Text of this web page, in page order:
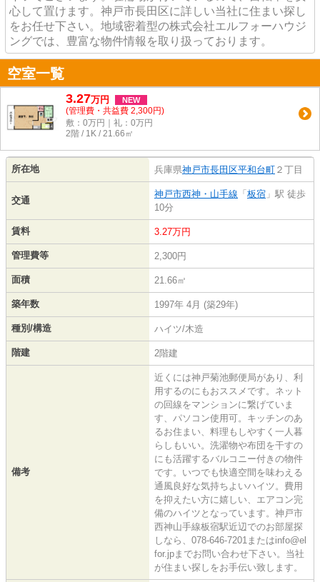
心して置けます。神戸市長田区に詳しい当社に住まい探し
をお任せ下さい。地域密着型の株式会社エルフォーハウジ
ングでは、豊富な物件情報を取り扱っております。
空室一覧
3.27万円 NEW
(管理費・共益費 2,300円)
敷：0万円｜礼：0万円
2階 / 1K / 21.66㎡
所在地 兵庫県神戸市長田区平和台町 ２丁目
交通
神戸市西神・山手線 「板宿 」駅 徒歩
10分
賃料 3.27万円
管理費等 2,300円
面積 21.66㎡
築年数 1997年 4月 (築29年)
種別/構造 ハイツ/木造
階建 2階建
備考
近くには神戸菊池郵便局があり、利
用するのにもおススメです。ネット
の回線をマンションに繋げていま
す、パソコン使用可。キッチンのあ
るお住まい、料理もしやすく一人暮
らしもいい。洗濯物や布団を干すの
にも活躍するバルコニー付きの物件
です。いつでも快適空間を味わえる
通風良好な気持ちよいハイツ。費用
を抑えたい方に嬉しい、エアコン完
備のハイツとなっています。神戸市
西神山手線板宿駅近辺でのお部屋探
しなら、078-646-7201またはinfo@el
for.jpまでお問い合わせ下さい。当社
が住まい探しをお手伝い致します。